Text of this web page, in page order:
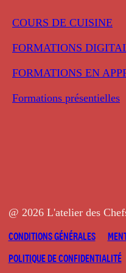
COURS DE CUISINE
FORMATIONS
FORMATIONS EN
Formations présentielles
@ 2026 L'atelier des
CONDITIONS GÉNÉRALES
POLITIQUE DE CONFIDENTIALITÉ